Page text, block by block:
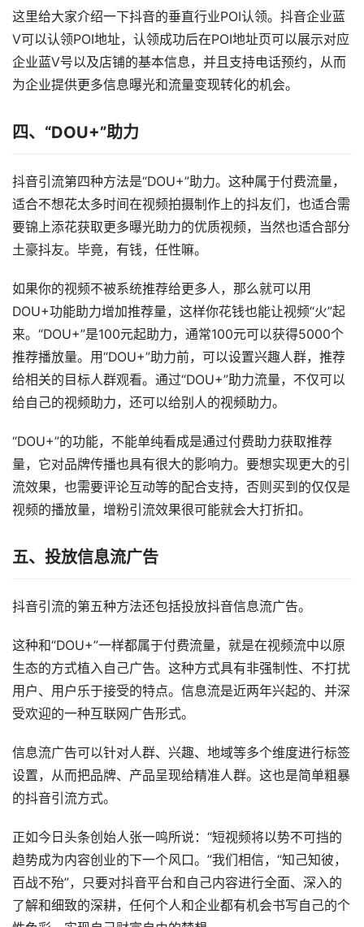
这里给大家介绍一下抖音的垂直行业POI认领。抖音企业蓝
V可以认领POI地址，认领成功后在POI地址页可以展示对应
企业蓝V号以及店铺的基本信息，并且支持电话预约，从而
为企业提供更多信息曝光和流量变现转化的机会。
四、“DOU+”助力
抖音引流第四种方法是“DOU+”助力。这种属于付费流量，
适合不想花太多时间在视频拍摄制作上的抖友们，也适合需
要锦上添花获取更多曝光助力的优质视频，当然也适合部分
土豪抖友。毕竟，有钱，任性嘛。
如果你的视频不被系统推荐给更多人，那么就可以用
DOU+功能助力增加推荐量，这样你花钱也能让视频“火”起
来。“DOU+”是100元起助力，通常100元可以获得5000个
推荐播放量。用“DOU+”助力前，可以设置兴趣人群，推荐
给相关的目标人群观看。通过“DOU+”助力流量，不仅可以
给自己的视频助力，还可以给别人的视频助力。
“DOU+”的功能，不能单纯看成是通过付费助力获取推荐
量，它对品牌传播也具有很大的影响力。要想实现更大的引
流效果，也需要评论互动等的配合支持，否则买到的仅仅是
视频的播放量，增粉引流效果很可能就会大打折扣。
五、投放信息流广告
抖音引流的第五种方法还包括投放抖音信息流广告。
这种和“DOU+”一样都属于付费流量，就是在视频流中以原
生态的方式植入自己广告。这种方式具有非强制性、不打扰
用户、用户乐于接受的特点。信息流是近两年兴起的、并深
受欢迎的一种互联网广告形式。
信息流广告可以针对人群、兴趣、地域等多个维度进行标签
设置，从而把品牌、产品呈现给精准人群。这也是简单粗暴
的抖音引流方式。
正如今日头条创始人张一鸣所说：“短视频将以势不可挡的
趋势成为内容创业的下一个风口。”我们相信，“知己知彼，
百战不殆”，只要对抖音平台和自己内容进行全面、深入的
了解和细致的深耕，任何个人和企业都有机会书写自己的个